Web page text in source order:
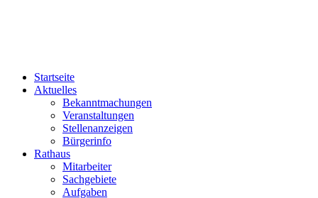
Startseite
Aktuelles
Bekanntmachungen
Veranstaltungen
Stellenanzeigen
Bürgerinfo
Rathaus
Mitarbeiter
Sachgebiete
Aufgaben